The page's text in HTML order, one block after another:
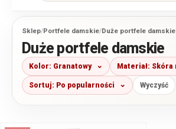
Sklep/Portfele damskie/Duże portfele damskie
Duże portfele damskie
Kolor: Granatowy Materiał:
Sortuj: Po popularności Wyczyść